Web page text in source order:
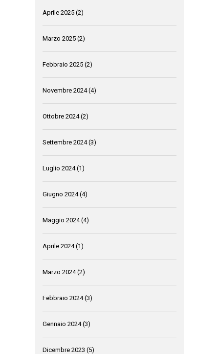
Aprile 2025 (2)
Marzo 2025 (2)
Febbraio 2025 (2)
Novembre 2024(4)
Ottobre 2024(2)
Settembre 2024(3)
Luglio 2024(1)
Giugno 2024(4)
Maggio 2024(4)
Aprile 2024(1)
Marzo 2024(2)
Febbraio 2024(3)
Gennaio 2024(3)
Dicembre 2023 (5)